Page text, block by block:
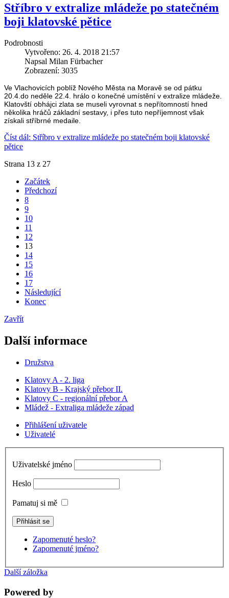
Stříbro v extralize mládeže po statečném
boji klatovské pětice
Podrobnosti
Vytvořeno: 26. 4. 2018 21:57
Napsal Milan Fürbacher
Zobrazení: 3035
Ve Vlachovicích poblíž Nového Města na Moravě se od pátku
20.4.do neděle 22.4. hrálo o konečné umístění v extralize mládeže.
Klatovští obhájci zlata se museli vyrovnat s nepřítomností hned
několika hráčů základní sestavy, i přes tuto nepříjemnost však
získali stříbrné medaile.
Číst dál: Stříbro v extralize mládeže po statečném boji klatovské
pětice
Strana 13 z 27
Začátek
Předchozí
8
9
10
11
12
13
14
15
16
17
Následující
Konec
Zavřít
Další informace
Družstva
Klatovy A - 2. liga
Klatovy B - Krajský přebor II.
Klatovy C - regionální přebor A
Mládež - Extraliga mládeže západ
Přihlášení uživatele
Uživatelé
Uživatelské jméno
Heslo
Pamatuj si mě
Zapomenuté heslo?
Zapomenuté jméno?
Další záložka
Powered by